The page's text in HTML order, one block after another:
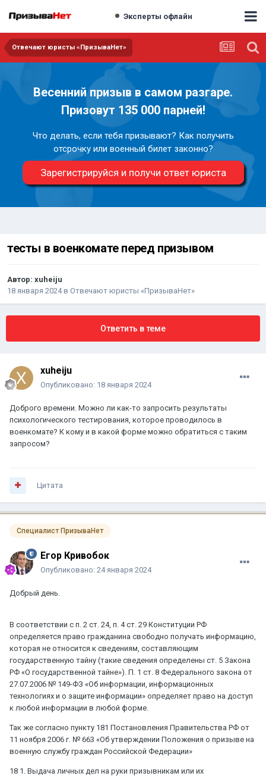
Эксперты офлайн
Отвечают юристы «ПризываНет»
Весенний призыв в самом разгаре.
Призовут 135 000 парней!
Что делать, если тебя призывают? Как получить
отсрочку или военный билет законно?
Зарегистрируйся и получи ответ юриста
тесты в военкомате перед призывом
Автор: xuheiju
18 января 2024в Отвечают юристы «ПризываНет»
Ответить в теме
xuheiju
Опубликовано: 18 января 2024
Доброго времени. Можно ли как-то запросить результаты
психологического тестирования, которое проводилось в
военкомате? К кому и в какой форме можно обратиться с таким
запросом?
Цитата
Специалист ПризываНет
Егор Кривобок
Опубликовано: 24 января 2024
Добрый день.
В соответствии с п. 2 ст. 24, п. 4 ст. 29 Конституции РФ
определяется право гражданина свободно получать информацию,
которая не относится к сведениям, составляющим
государственную тайну (такие сведения определены ст. 5 Закона
РФ «О государственной тайне»). П. 1 ст. 8 Федерального закона от
27.07.2006 № 149-ФЗ «Об информации, информационных
технологиях и о защите информации» определяет право на доступ
к любой информации в любой форме.
Так же согласно пункту 181 Постановления Правительства РФ от
11 ноября 2006 г. № 663 «Об утверждении Положения о призыве на
военную службу граждан Российской Федерации»
18 1. Выдача личных дел на руки призывникам или их